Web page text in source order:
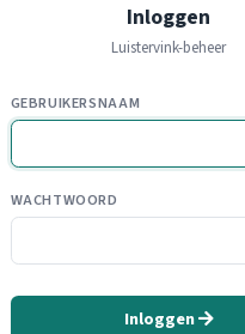
Inloggen
Luistervink-beheer
GEBRUIKERSNAAM
WACHTWOORD
Inloggen